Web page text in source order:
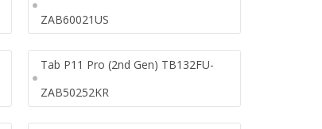
ZAB60021US
Tab P11 Pro (2nd Gen) TB132FU-
ZAB50252KR